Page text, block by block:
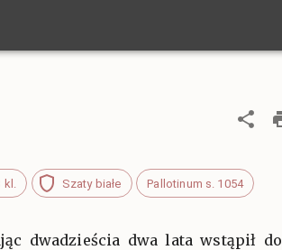
kl. Szaty białe Pallotinum s. 1054
dwadzieścia dwa lata wstąpił do